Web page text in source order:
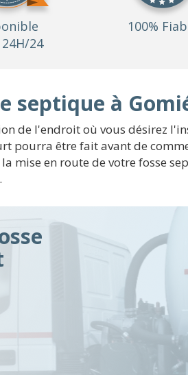
24H/24
100%
septique à
de l'endroit où vous désirez
pourra être fait avant de
mise en route de votre fosse